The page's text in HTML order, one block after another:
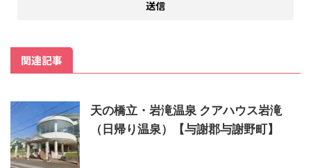
関連記事
天の橋立・岩滝温泉 クアハウス岩滝
（日帰り温泉）【与謝郡与謝野町】